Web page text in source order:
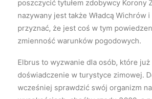
poszczycić tytułem zdobywcy Korony
nazywany jest także Władcą Wichrów
przyznać, że jest coś w tym
zmienność warunków pogodowych.
Elbrus to wyzwanie dla osób, które już
doświadczenie w turystyce zimowej.
wcześniej sprawdzić swój organizm na